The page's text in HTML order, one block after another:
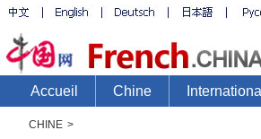
CHINE >